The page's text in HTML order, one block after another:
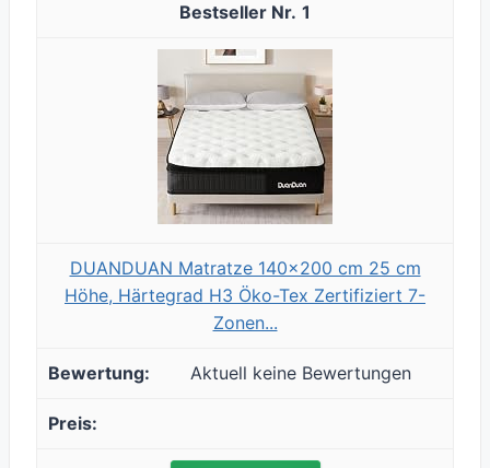
1
DUANDUAN Matratze 140x200 cm 25 cm
Höhe, Härtegrad H3 Öko-Tex Zertifiziert 7-
Zonen...
Aktuell keine Bewertungen